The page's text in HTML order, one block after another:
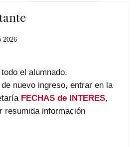
2026
el alumnado,
nuevo ingreso, entrar en la
FECHAS de INTERES,
resumida información